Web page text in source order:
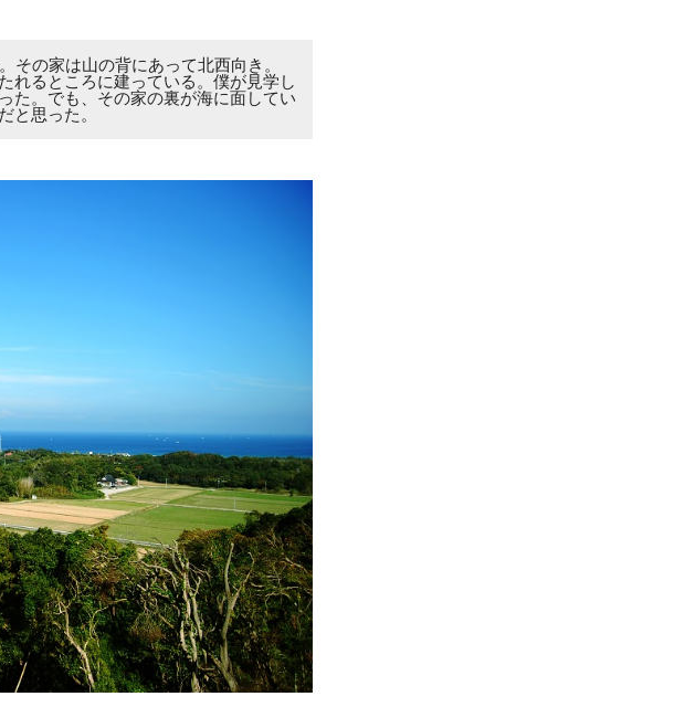
その家は山の背にあって北西向き。
れるところに建っている。僕が見学し
た。でも、その家の裏が海に面してい
と思った。